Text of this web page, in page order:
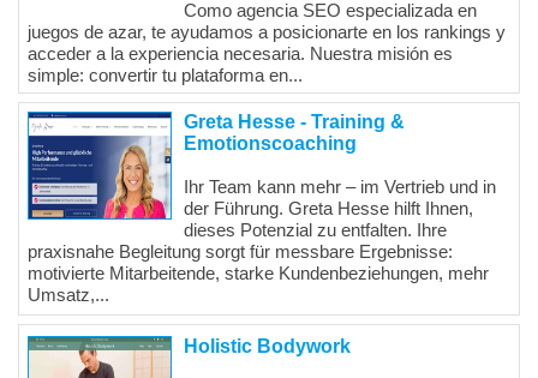
Como agencia SEO especializada en
juegos de azar, te ayudamos a posicionarte en los rankings y
acceder a la experiencia necesaria. Nuestra misión es
simple: convertir tu plataforma en...
Greta Hesse - Training &
Emotionscoaching
Ihr Team kann mehr – im Vertrieb und in
der Führung. Greta Hesse hilft Ihnen,
dieses Potenzial zu entfalten. Ihre
praxisnahe Begleitung sorgt für messbare Ergebnisse:
motivierte Mitarbeitende, starke Kundenbeziehungen, mehr
Umsatz,...
Holistic Bodywork